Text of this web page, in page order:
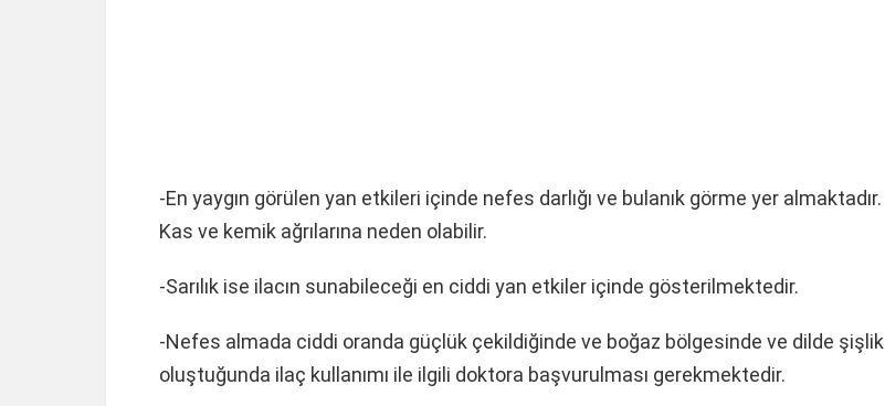
-En yaygın görülen yan etkileri içinde nefes darlığı ve bulanık görme yer almaktadır.
Kas ve kemik ağrılarına neden olabilir.
-Sarılık ise ilacın sunabileceği en ciddi yan etkiler içinde gösterilmektedir.
-Nefes almada ciddi oranda güçlük çekildiğinde ve boğaz bölgesinde ve dilde şişlik
oluştuğunda ilaç kullanımı ile ilgili doktora başvurulması gerekmektedir.